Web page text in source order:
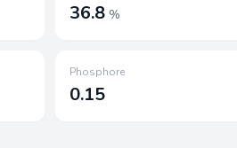
36.8 %
Phosphore
0.15